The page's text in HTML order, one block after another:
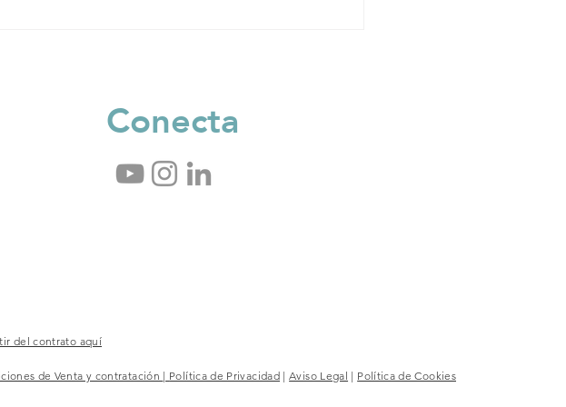
Conecta
del contrato aquí
de Venta y contratación | Política de Privacidad |Aviso Legal | Política de Cookies